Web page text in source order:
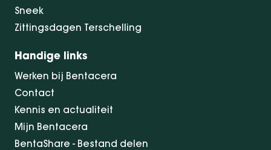
Sneek
Zittingsdagen Terschelling
Handige links
Werken bij Bentacera
Contact
Kennis en actualiteit
Mijn Bentacera
BentaShare - Bestand delen